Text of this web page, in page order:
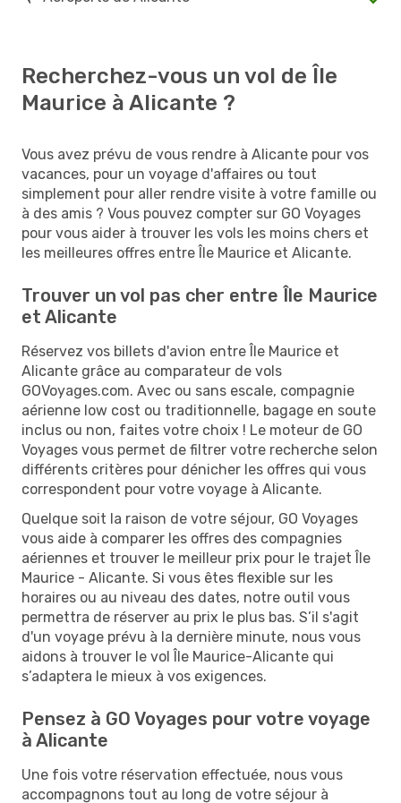
Recherchez-vous un vol de Île
Maurice à Alicante ?
Vous avez prévu de vous rendre à Alicante pour vos
vacances, pour un voyage d'affaires ou tout
simplement pour aller rendre visite à votre famille ou
à des amis ? Vous pouvez compter sur GO Voyages
pour vous aider à trouver les vols les moins chers et
les meilleures offres entre Île Maurice et Alicante.
Trouver un vol pas cher entre Île Maurice
et Alicante
Réservez vos billets d'avion entre Île Maurice et
Alicante grâce au comparateur de vols
GOVoyages.com. Avec ou sans escale, compagnie
aérienne low cost ou traditionnelle, bagage en soute
inclus ou non, faites votre choix ! Le moteur de GO
Voyages vous permet de filtrer votre recherche selon
différents critères pour dénicher les offres qui vous
correspondent pour votre voyage à Alicante.
Quelque soit la raison de votre séjour, GO Voyages
vous aide à comparer les offres des compagnies
aériennes et trouver le meilleur prix pour le trajet Île
Maurice - Alicante. Si vous êtes flexible sur les
horaires ou au niveau des dates, notre outil vous
permettra de réserver au prix le plus bas. S’il s'agit
d'un voyage prévu à la dernière minute, nous vous
aidons à trouver le vol Île Maurice-Alicante qui
s’adaptera le mieux à vos exigences.
Pensez à GO Voyages pour votre voyage
à Alicante
Une fois votre réservation effectuée, nous vous
accompagnons tout au long de votre séjour à